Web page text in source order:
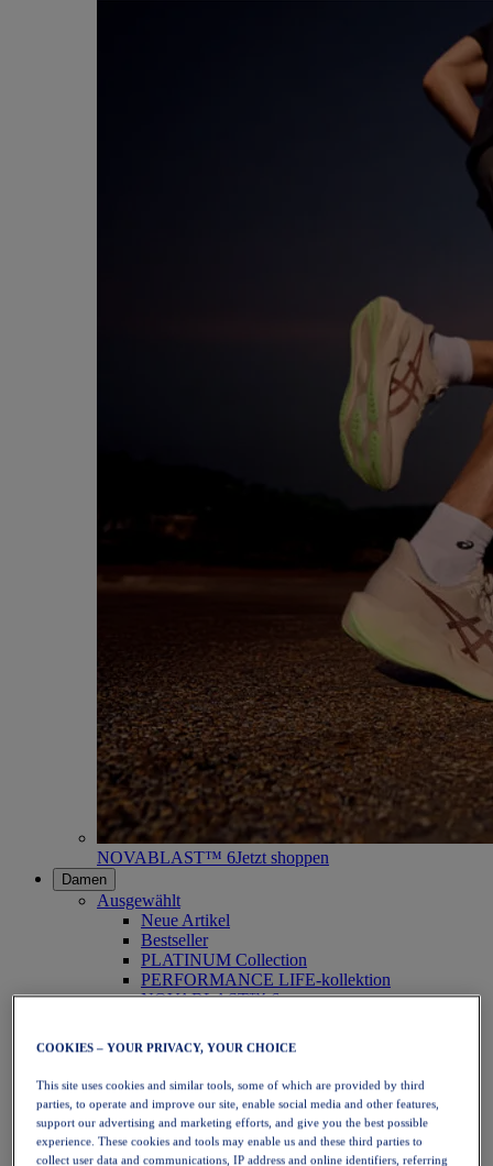
NOVABLAST™ 6Jetzt shoppen
Damen
Ausgewählt
Neue Artikel
Bestseller
PLATINUM Collection
PERFORMANCE LIFE-kollektion
NOVABLAST™ 6
Laufen
Trailrunning
Tennis
Volleyball
Handball
Padel
Korbball
COOKIES – YOUR PRIVACY, YOUR CHOICE
This site uses cookies and similar tools, some of which are provided by third
parties, to operate and improve our site, enable social media and other features,
support our advertising and marketing efforts, and give you the best possible
experience. These cookies and tools may enable us and these third parties to
collect user data and communications, IP address and online identifiers, referring